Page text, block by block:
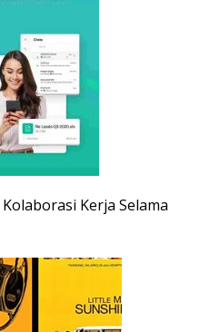
Kerja Selama